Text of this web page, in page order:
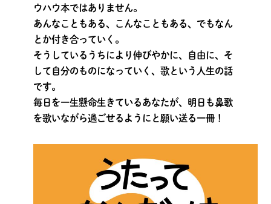
ウハウ本ではありません。
あんなこともある、こんなこともある、でもなん
とか付き合っていく。
そうしているうちにより伸びやかに、自由に、そ
して自分のものになっていく、歌という人生の話
です。
毎日を一生懸命生きているあなたが、明日も鼻歌
を歌いながら過ごせるようにと願い送る一冊！